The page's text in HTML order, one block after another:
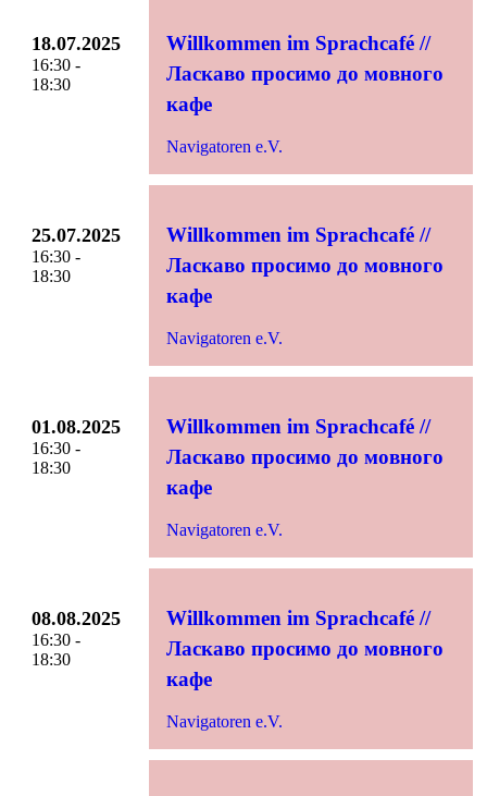
18.07.2025
16:30 -
18:30
Willkommen im Sprachcafé //
Ласкаво просимо до мовного
кафе
Navigatoren e.V.
25.07.2025
16:30 -
18:30
Willkommen im Sprachcafé //
Ласкаво просимо до мовного
кафе
Navigatoren e.V.
01.08.2025
16:30 -
18:30
Willkommen im Sprachcafé //
Ласкаво просимо до мовного
кафе
Navigatoren e.V.
08.08.2025
16:30 -
18:30
Willkommen im Sprachcafé //
Ласкаво просимо до мовного
кафе
Navigatoren e.V.